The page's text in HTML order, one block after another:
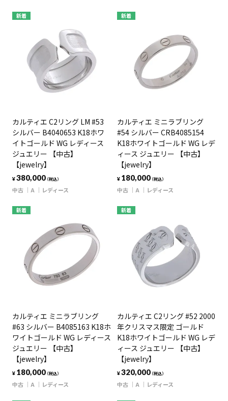
新着
カルティエ C2リング LM #53
シルバー B4040653 K18ホワ
イトゴールド WG レディース
ジュエリー 【中古】
【jewelry】
¥380,000（税込）
中古 A レディース
新着
カルティエ ミニラブリング
#54 シルバー CRB4085154
K18ホワイトゴールド WG レデ
ィース ジュエリー 【中古】
【jewelry】
¥ 180,000（税込）
中古 A レディース
新着
カルティエ ミニラブリング
#63 シルバー B4085163 K18ホ
ワイトゴールド WG レディース
ジュエリー 【中古】
【jewelry】
¥ 180,000（税込）
中古 A レディース
新着
カルティエ C2リング #52 2000
年クリスマス限定 ゴールド
K18ホワイトゴールド WG レデ
ィース ジュエリー 【中古】
【jewelry】
¥320,000（税込）
中古 A レディース